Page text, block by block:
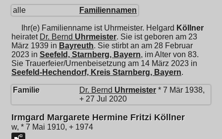
alle Familiennamen
Ihr(e) Familienname ist Uhrmeister. Helgard Köllner
heiratet Dr. Bernd Uhrmeister. Sie ist geboren am 23
März 1939 in Bayreuth. Sie stirbt an am 28 Februar
2023 in Seefeld, Starnberg, Bayern, im Alter von 83.
Sie Trauerfeier/Urnenbeisetzung am 14 März 2023 in
Seefeld-Hechendorf, Kreis Starnberg, Bayern.
Familie Dr. Bernd Uhrmeister * 7 Mär 1938,
+ 27 Jul 2020
Irmgard Margarete Hermine Fritzi Köllner
w, * 7 Mai 1910, + 1974